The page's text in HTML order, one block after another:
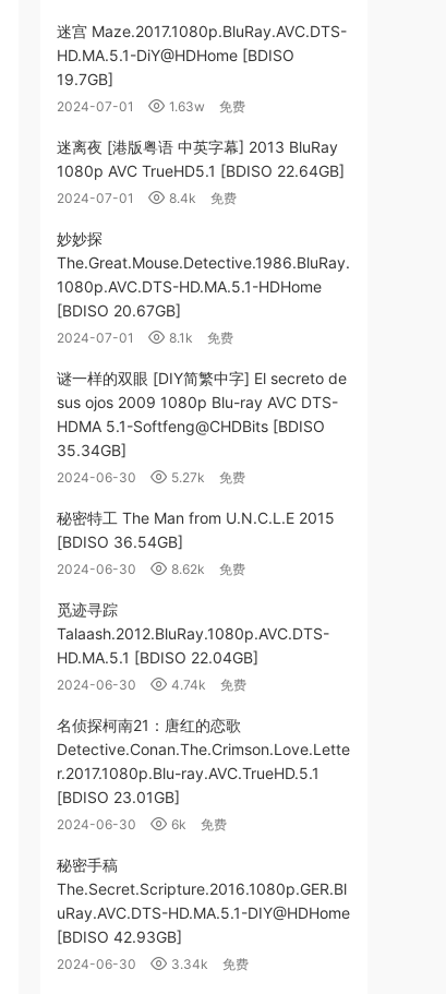
迷宫 Maze.2017.1080p.BluRay.AVC.DTS-
HD.MA.5.1-DiY@HDHome [BDISO
19.7GB]
2024-07-01 1.63w 免费
迷离夜 [港版粤语 中英字幕] 2013 BluRay
1080p AVC TrueHD5.1 [BDISO 22.64GB]
2024-07-01 8.4k 免费
妙妙探
The.Great.Mouse.Detective.1986.BluRay.
1080p.AVC.DTS-HD.MA.5.1-HDHome
[BDISO 20.67GB]
2024-07-01 8.1k 免费
谜一样的双眼 [DIY简繁中字] El secreto de
sus ojos 2009 1080p Blu-ray AVC DTS-
HDMA 5.1-Softfeng@CHDBits [BDISO
35.34GB]
2024-06-30 5.27k 免费
秘密特工 The Man from U.N.C.L.E 2015
[BDISO 36.54GB]
2024-06-30 8.62k 免费
觅迹寻踪
Talaash.2012.BluRay.1080p.AVC.DTS-
HD.MA.5.1 [BDISO 22.04GB]
2024-06-30 4.74k 免费
名侦探柯南21：唐红的恋歌
Detective.Conan.The.Crimson.Love.Lette
r.2017.1080p.Blu-ray.AVC.TrueHD.5.1
[BDISO 23.01GB]
2024-06-30 6k 免费
秘密手稿
The.Secret.Scripture.2016.1080p.GER.Bl
uRay.AVC.DTS-HD.MA.5.1-DIY@HDHome
[BDISO 42.93GB]
2024-06-30 3.34k 免费